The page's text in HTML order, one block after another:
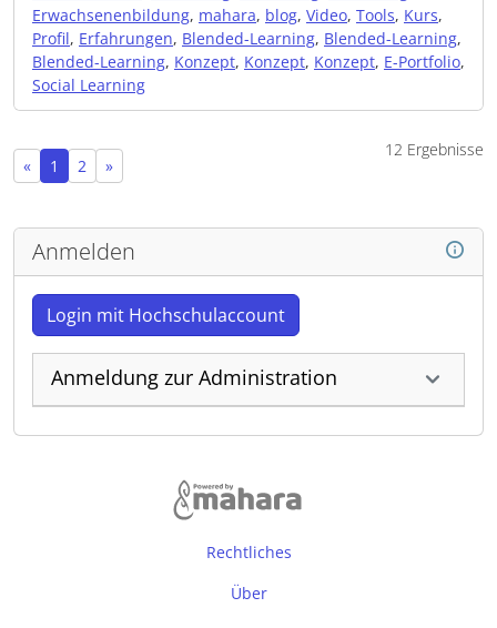
Erwachsenenbildung, mahara, blog, Video, Tools, Kurs,
Profil, Erfahrungen, Blended-Learning, Blended-Learning,
Blended-Learning, Konzept, Konzept, Konzept, E-Portfolio,
Social Learning
12 Ergebnisse
«Vorherige Seite
1 2 »Nächste Seite
Anmelden
Login mit Hochschulaccount
Anmeldung zur Administration
Rechtliches
Über